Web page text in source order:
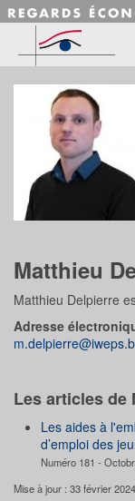
Accéder au
Matthieu
Matthieu Delpierre
Adresse
Les articles de
Les aides à
d’emploi des
Numéro 181 -
Mise à jour : 33 février 2024